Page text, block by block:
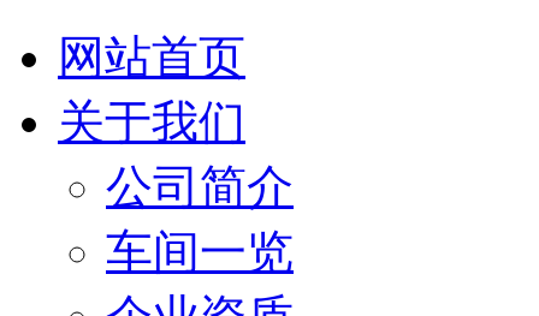
网站首页
关于我们
公司简介
车间一览